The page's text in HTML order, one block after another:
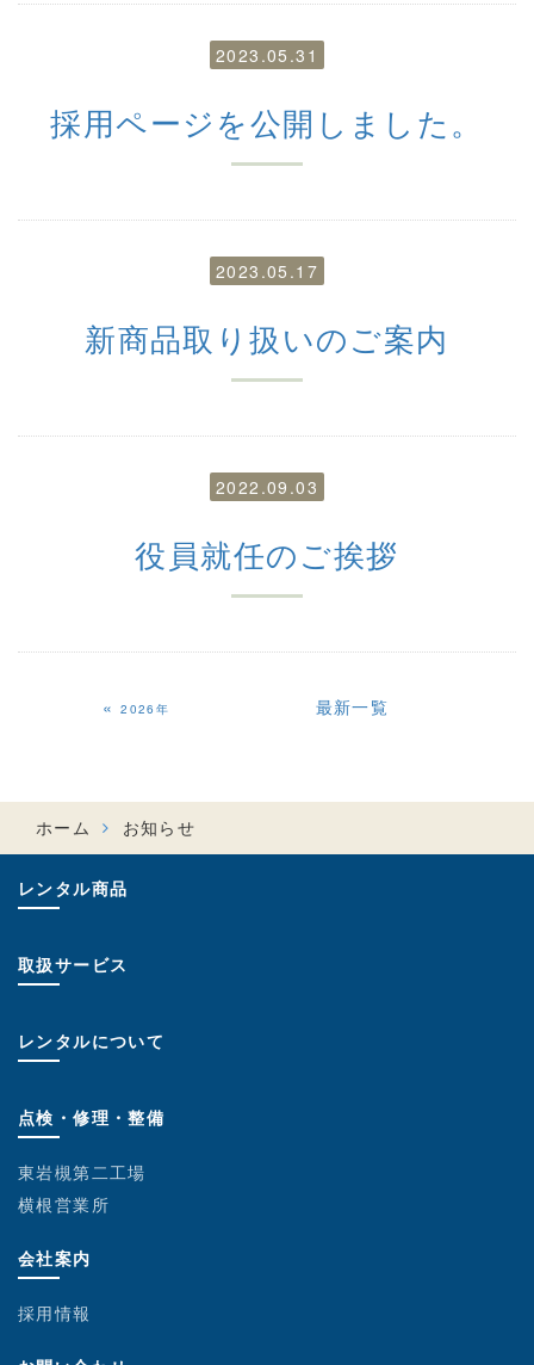
2023.05.31
採用ページを公開しました。
2023.05.17
新商品取り扱いのご案内
2022.09.03
役員就任のご挨拶
«2026年 最新一覧
ホーム お知らせ
レンタル商品
取扱サービス
レンタルについて
点検・修理・整備
東岩槻第二工場
横根営業所
会社案内
採用情報